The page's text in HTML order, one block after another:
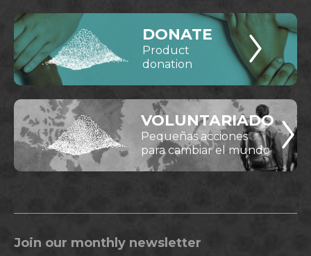
DONATE
Product
donation
VOLUNTARIADO
Pequeñas acciones
para cambiar el mundo
Join our monthly newsletter